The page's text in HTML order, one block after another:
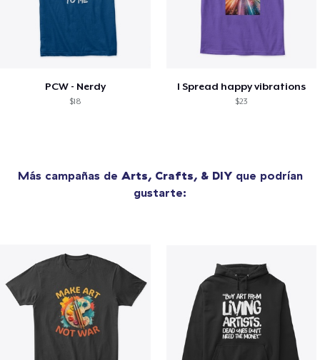
PCW - Nerdy
$18
I Spread happy vibrations
$23
Más campañas de Arts, Crafts, & DIYque podrían
gustarte: